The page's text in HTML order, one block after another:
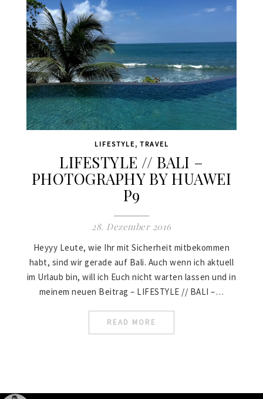
LIFESTYLE , TRAVEL
LIFESTYLE // BALI –
PHOTOGRAPHY BY HUAWEI
P9
28. Dezember 2016
Heyyy Leute, wie Ihr mit Sicherheit mitbekommen
habt, sind wir gerade auf Bali. Auch wenn ich aktuell
im Urlaub bin, will ich Euch nicht warten lassen und in
meinem neuen Beitrag – LIFESTYLE // BALI –…
READ MORE